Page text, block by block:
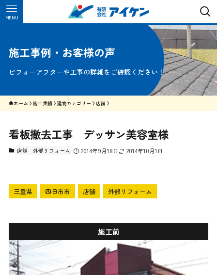
MENU
施工事例・お客様の声
ビフォーアフターや工事の詳細をご確認ください！
ホーム 施工実績 建物カテゴリー 店舗
看板撤去工事 デッサン美容室様
店舗 外部リフォーム 2014年9月18日 2014年10月1日
三重県 四日市市 店舗 外部リフォーム
施工前